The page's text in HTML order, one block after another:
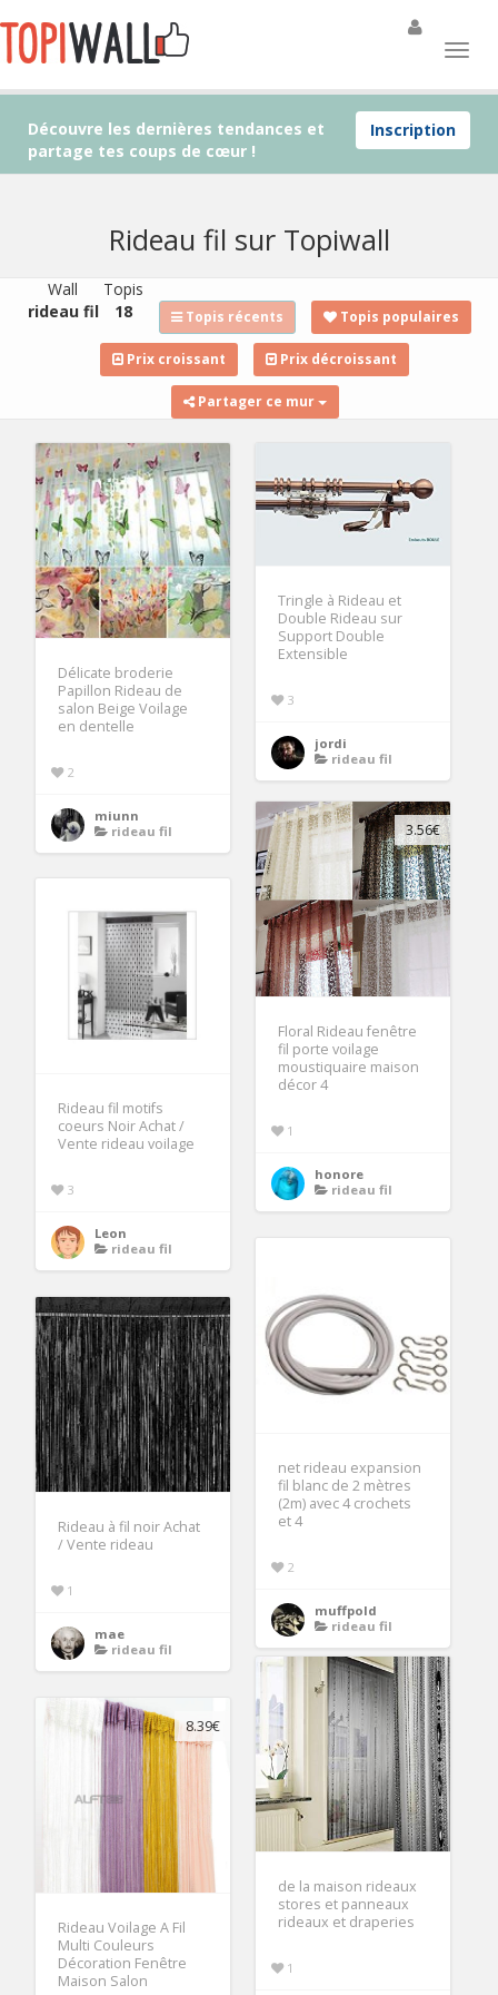
Inscription
Découvre les dernières tendances et
partage tes coups de cœur !
Rideau fil sur Topiwall
Wall
rideau fil
Topis
18
Topis récents Topis populaires
Prix croissant Prix décroissant
Partager ce mur
Délicate broderie
Papillon Rideau de
salon Beige Voilage
en dentelle
2
miunn
rideau fil
Tringle à Rideau et
Double Rideau sur
Support Double
Extensible
3
jordi
rideau fil
3.56€
Floral Rideau fenêtre
fil porte voilage
moustiquaire maison
décor 4
1
honore
rideau fil
Rideau fil motifs
coeurs Noir Achat /
Vente rideau voilage
3
Leon
rideau fil
net rideau expansion
fil blanc de 2 mètres
(2m) avec 4 crochets
et 4
2
muffpold
rideau fil
Rideau à fil noir Achat
/ Vente rideau
1
mae
rideau fil
de la maison rideaux
stores et panneaux
rideaux et draperies
1
8.39€
Rideau Voilage A Fil
Multi Couleurs
Décoration Fenêtre
Maison Salon